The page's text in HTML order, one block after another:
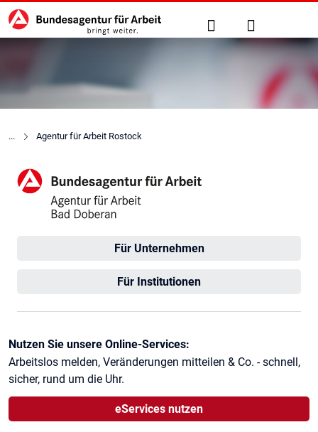
zu den Hauptinhalten springen
Hauptnavigation Suche Anmelden
Agentur für Arbeit Rostock
Agentur für Arbeit Bad
Für Unternehmen
Für Institutionen
Kontaktinformationen
Nutzen Sie unsere Online-Services:
Arbeitslos melden, Veränderungen mitteilen & Co. - schnell,
sicher, rund um die Uhr.
eServices nutzen